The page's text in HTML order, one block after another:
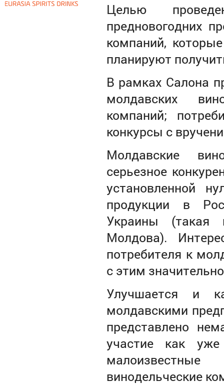
Целью
предновогодних
компаний,
планируют
В рамках Салона
молдавских
компаний;
конкурсы с
Молдавские
серьезное
установленной
продукции в
Украины (такая
Молдова).
потребителя к
с этим
Улучшается и
молдавскими
представлено
участие как
винодельческие